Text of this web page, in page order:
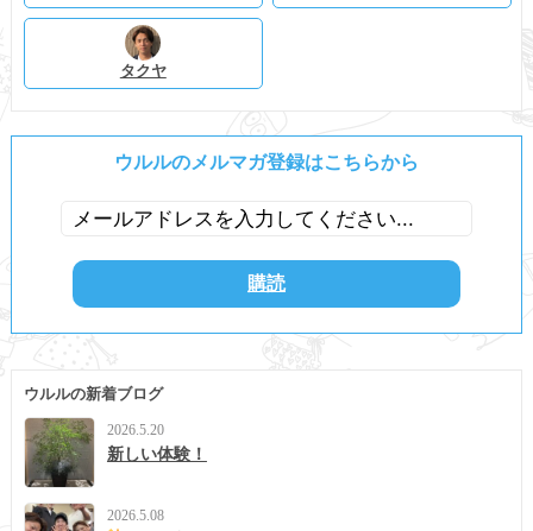
タクヤ
ウルルのメルマガ登録はこちらから
ウルルの新着ブログ
2026.5.20
新しい体験！
2026.5.08